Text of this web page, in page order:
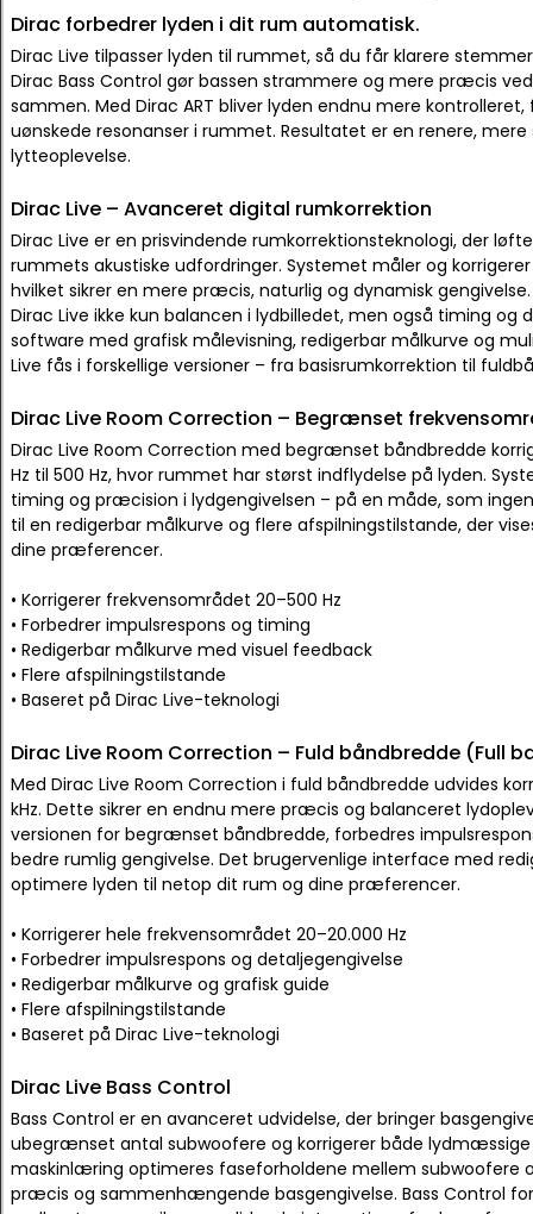
Dirac forbedrer lyden i dit rum automatisk.
Dirac Live tilpasser lyden til rummet, så du får klarere
Dirac Bass Control gør bassen strammere og mere præcis
sammen. Med Dirac ART bliver lyden endnu mere
uønskede resonanser i rummet. Resultatet er en renere,
lytteoplevelse.
Dirac Live – Avanceret digital rumkorrektion
Dirac Live er en prisvindende rumkorrektionsteknologi, der
rummets akustiske udfordringer. Systemet måler og
hvilket sikrer en mere præcis, naturlig og dynamisk
Dirac Live ikke kun balancen i lydbilledet, men også timing
software med grafisk målevisning, redigerbar målkurve og
Live fås i forskellige versioner – fra basisrumkorrektion til
Dirac Live Room Correction – Begrænset
Dirac Live Room Correction med begrænset båndbredde
Hz til 500 Hz, hvor rummet har størst indflydelse på lyden.
timing og præcision i lydgengivelsen – på en måde, som
til en redigerbar målkurve og flere afspilningstilstande, der
dine præferencer.
• Korrigerer frekvensområdet 20–500 Hz
• Forbedrer impulsrespons og timing
• Redigerbar målkurve med visuel feedback
• Flere afspilningstilstande
• Baseret på Dirac Live-teknologi
Dirac Live Room Correction – Fuld båndbredde (Full
Med Dirac Live Room Correction i fuld båndbredde udvides
kHz. Dette sikrer en endnu mere præcis og balanceret
versionen for begrænset båndbredde, forbedres
bedre rumlig gengivelse. Det brugervenlige interface med
optimere lyden til netop dit rum og dine præferencer.
• Korrigerer hele frekvensområdet 20–20.000 Hz
• Forbedrer impulsrespons og detaljegengivelse
• Redigerbar målkurve og grafisk guide
• Flere afspilningstilstande
• Baseret på Dirac Live-teknologi
Dirac Live Bass Control
Bass Control er en avanceret udvidelse, der bringer
ubegrænset antal subwoofere og korrigerer både
maskinlæring optimeres faseforholdene mellem subwoofere
præcis og sammenhængende basgengivelse. Bass Control